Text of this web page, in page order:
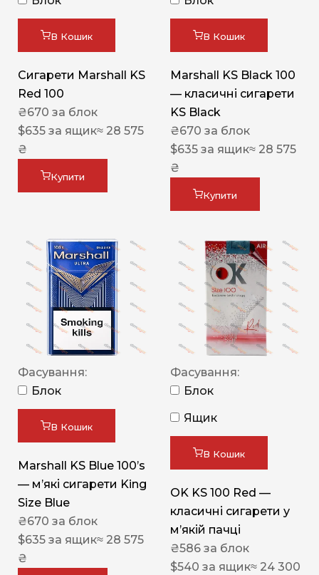
В Кошик
Сигарети Marshall KS
Red 100
₴670 за блок
$635 за ящик≈ 28 575
₴
Купити
В Кошик
Marshall KS Black 100
— класичні сигарети
KS Black
₴670 за блок
$635 за ящик≈ 28 575
₴
Купити
Фасування:
Блок
В Кошик
Marshall KS Blue 100’s
— м’які сигарети King
Size Blue
₴670 за блок
$635 за ящик≈ 28 575
₴
Фасування:
Блок
Ящик
В Кошик
OK KS 100 Red —
класичні сигарети у
м’якій пачці
₴586 за блок
$540 за ящик≈ 24 300